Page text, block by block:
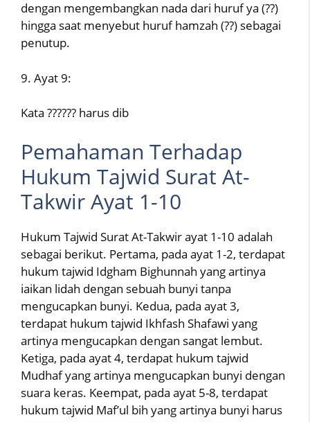
dengan mengembangkan nada dari huruf ya (??)
hingga saat menyebut huruf hamzah (??) sebagai
penutup.
9. Ayat 9:
Kata ?????? harus dib
Pemahaman Terhadap
Hukum Tajwid Surat At-
Takwir Ayat 1-10
Hukum Tajwid Surat At-Takwir ayat 1-10 adalah
sebagai berikut. Pertama, pada ayat 1-2, terdapat
hukum tajwid Idgham Bighunnah yang artinya
iaikan lidah dengan sebuah bunyi tanpa
mengucapkan bunyi. Kedua, pada ayat 3,
terdapat hukum tajwid Ikhfash Shafawi yang
artinya mengucapkan dengan sangat lembut.
Ketiga, pada ayat 4, terdapat hukum tajwid
Mudhaf yang artinya mengucapkan bunyi dengan
suara keras. Keempat, pada ayat 5-8, terdapat
hukum tajwid Maf’ul bih yang artinya bunyi harus